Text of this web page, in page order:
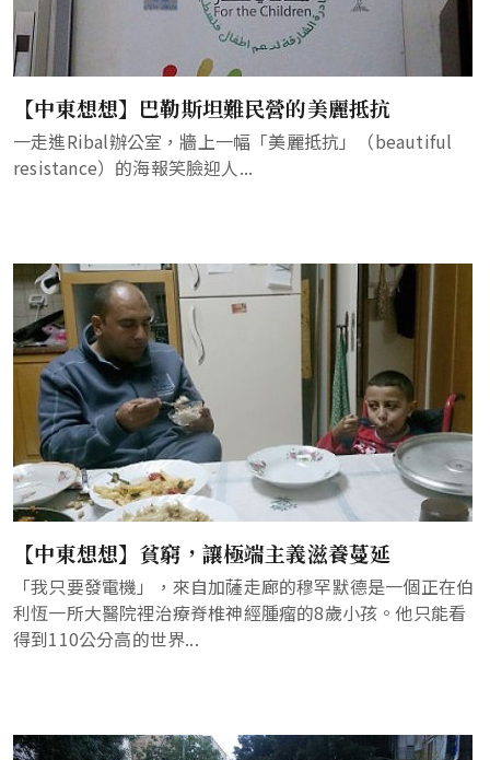
【中東想想】巴勒斯坦難民營的美麗抵抗
一走進Ribal辦公室，牆上一幅「美麗抵抗」（beautiful
resistance）的海報笑臉迎人...
【中東想想】貧窮，讓極端主義滋養蔓延
「我只要發電機」，來自加薩走廊的穆罕默德是一個正在伯
利恆一所大醫院裡治療脊椎神經腫瘤的8歲小孩。他只能看
得到110公分高的世界...